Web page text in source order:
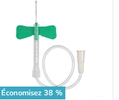
Économisez 38 %